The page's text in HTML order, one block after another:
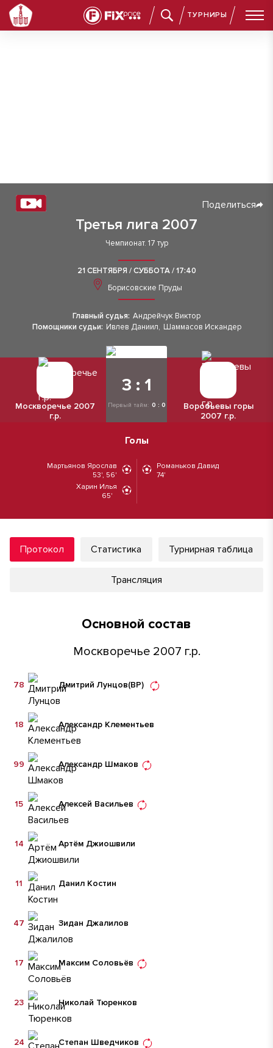
ТУРНИРЫ
Третья лига 2007
Поделиться
Чемпионат. 17 тур
21 СЕНТЯБРЯ / СУББОТА / 17:40
Борисовские Пруды
Главный судья: Андрейчук Виктор
Помощники судьи: Ивлев Даниил, Шаммасов Искандер
Москворечье 2007
г.р.
3 : 1
Первый тайм: 0 : 0
Воробьевы горы
2007 г.р.
Голы
Мартьянов Ярослав
53', 56'
Харин Илья
65'
Романьков Давид
74'
Протокол Статистика Турнирная таблица
Трансляция
Основной состав
Москворечье 2007 г.р.
Дмитрий Лунцов(ВР)
78
Александр Клементьев
18
Александр Шмаков
99
Алексей Васильев
15
Артём Джиошвили
14
Данил Костин
11
Зидан Джалилов
47
Максим Соловьёв
17
Николай Тюренков
23
Степан Шведчиков
24